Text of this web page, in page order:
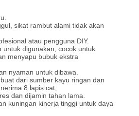
sikat rambut alami tidak akan
atau pengguna DIY.
untuk digunakan, cocok untuk
menyapu bubuk ekstra
nyaman untuk dibawa.
dari sumber kayu ringan dan
8 lapis cat,
dan dijamin tahan lama.
kuningan kinerja tinggi untuk daya